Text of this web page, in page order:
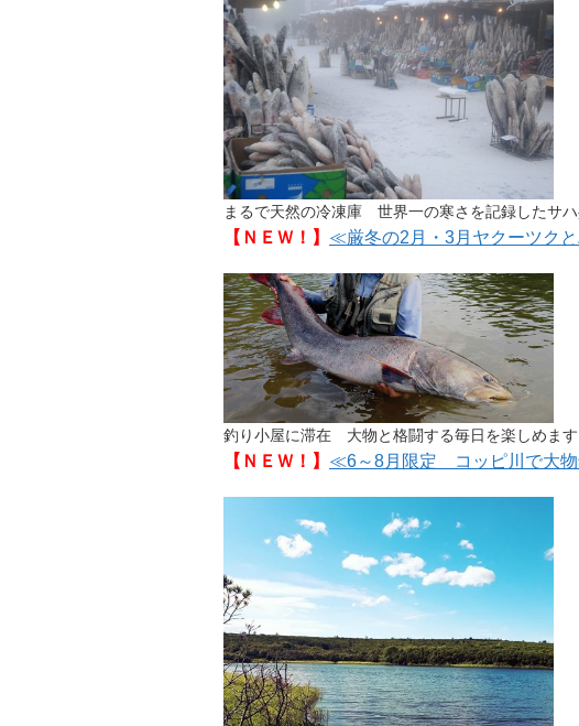
まるで天然の冷凍庫 世界一の寒さを記録したサハ
【ＮＥＷ！】 ≪厳冬の2月・3月ヤクーツク
釣り小屋に滞在 大物と格闘する毎日を楽しめます
【ＮＥＷ！】 ≪6～8月限定 コッピ川で大